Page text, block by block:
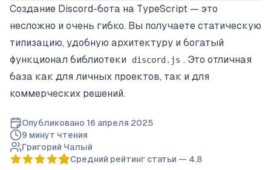
Создание Discord-бота на TypeScript — это
несложно и очень гибко. Вы получаете статическую
типизацию, удобную архитектуру и богатый
функционал библиотеки
discord.js . Это отличная
база как для личных проектов, так и для
коммерческих решений.
Опубликовано 16 апреля 2025
9 минут чтения
Григорий Чалый
Средний рейтинг статьи — 4.8